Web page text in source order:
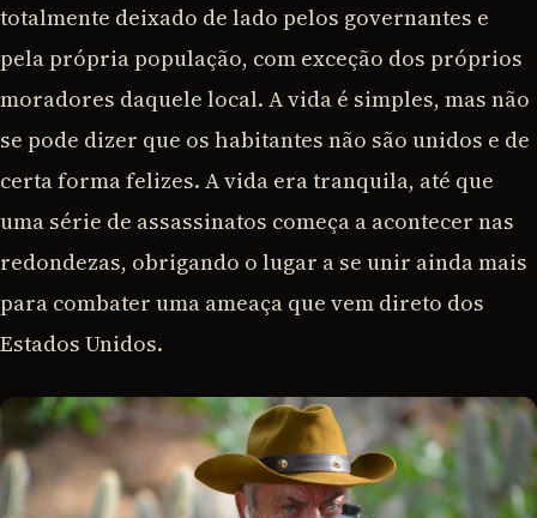
totalmente deixado de lado pelos governantes e
pela própria população, com exceção dos próprios
moradores daquele local. A vida é simples, mas não
se pode dizer que os habitantes não são unidos e de
certa forma felizes. A vida era tranquila, até que
uma série de assassinatos começa a acontecer nas
redondezas, obrigando o lugar a se unir ainda mais
para combater uma ameaça que vem direto dos
Estados Unidos.